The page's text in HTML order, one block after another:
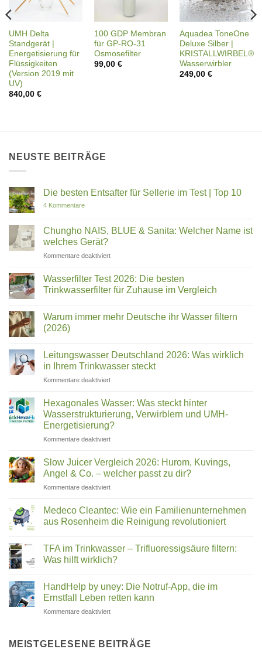
UMH Delta
Standgerät |
Energetisierung für
Flüssigkeiten
(Version 2019 mit
UV)
840,00 €
100 GDP Membran
für GP-RO-31
Osmosefilter
99,00 €
Aquadea ToneOne
Deluxe Silber |
KRISTALLWIRBEL®
Wasserwirbler
249,00 €
NEUSTE BEITRÄGE
Die besten Entsafter für Sellerie im Test | Top 10
4 Kommentarezu
Entsafter
für
Sellerie
Test
10
Chungho NAIS, BLUE & Sanita: Welcher Name ist
welches Gerät?
Kommentare deaktiviertfür
NAIS,
BLUE
Welcher
Gerät?
Wasserfilter Test 2026: Die besten
Trinkwasserfilter für Zuhause im Vergleich
zu
Wasserfilter
Test
besten
Trinkwasserfilter
für
Zuhause
Warum immer mehr Deutsche ihr Wasser filtern
(2026)
zu
Warum
immer
mehr
Wasser
filtern
(2026)
Leitungswasser Deutschland 2026: Was wirklich
in Ihrem Trinkwasser steckt
Kommentare deaktiviertfür
Deutschland
Was
wirklich
in
Trinkwasser
steckt
Hexagonales Wasser: Was steckt hinter
Wasserstrukturierung, Verwirblern und UMH-
Energetisierung?
Kommentare deaktiviertfür
Wasser:
Was
steckt
hinter
Verwirblern
und
Slow Juicer Vergleich 2026: Hurom, Kuvings,
Angel & Co. – welcher passt zu dir?
Kommentare deaktiviertfür
Juicer
Vergleich
2026:
Kuvings,
Angel
–
welcher
Medeco Cleantec: Wie ein Familienunternehmen
aus Rosenheim die Reinigung revolutioniert
Medeco
Cleantec:
Familienunternehmen
aus
Rosenheim
die
TFA im Trinkwasser – Trifluoressigsäure filtern:
Was hilft wirklich?
zu
TFA
im
Trinkwasser
Was
hilft
HandHelp by uney: Die Notruf-App, die im
Ernstfall Leben retten kann
Kommentare deaktiviertfür
uney:
MEISTGELESENE BEITRÄGE